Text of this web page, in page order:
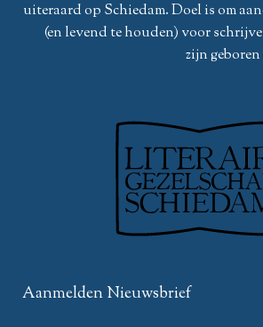
uiteraard op Schiedam. Doel is om
(en levend te houden) voor
zijn
Aanmelden Nieuwsbrief